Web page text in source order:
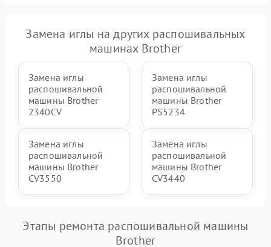
Замена иглы на других распошивальных
машинах Brother
Замена иглы
распошивальной
машины Brother
2340CV
Замена иглы
распошивальной
машины Brother
PS5234
Замена иглы
распошивальной
машины Brother
CV3550
Замена иглы
распошивальной
машины Brother
CV3440
Этапы ремонта распошивальной машины
Brother